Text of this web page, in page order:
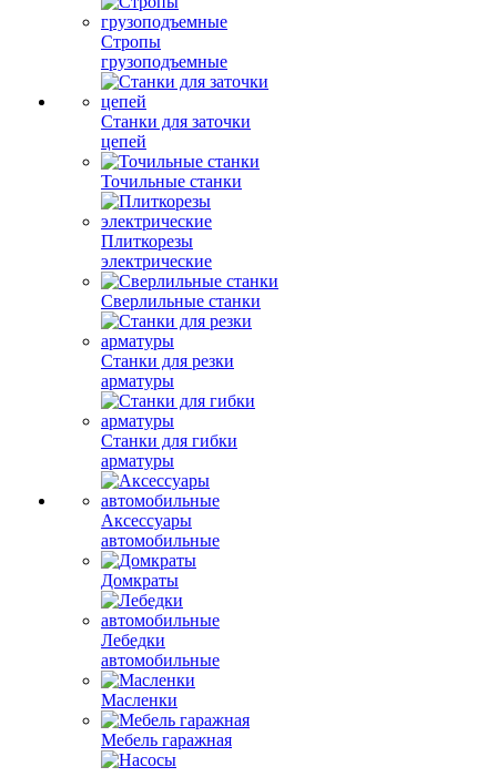
Стропы
грузоподъемные
Станки для заточки
цепей
Точильные станки
Плиткорезы
электрические
Сверлильные станки
Станки для резки
арматуры
Станки для гибки
арматуры
Аксессуары
автомобильные
Домкраты
Лебедки
автомобильные
Масленки
Мебель гаражная